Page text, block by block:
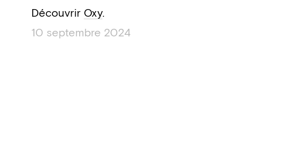
Découvrir Oxy.
10 septembre 2024